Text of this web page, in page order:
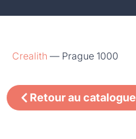
Crealith — Prague 1000
Retour au catalogue